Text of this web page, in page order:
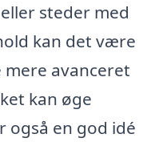
steder med
kan det være
avanceret
kan øge
også en god idé